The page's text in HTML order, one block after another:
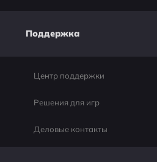
Поддержка
Центр поддержки
Решения для игр
Деловые контакты